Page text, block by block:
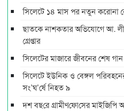
সিলেটে ১৪ মাস পর নতুন করোনা
ছাতকে নাশকতার অভিযোগে আ.
গ্রেপ্তার
সিলেটের মাজারে জীবনের শেষ
সিলেটে ইউনিক ও বেঙ্গল
সং’ঘ’র্ষে নিহত ৯
দশ বছ‌রে গ্রামীণ‌ফো‌সের মাইজিপি